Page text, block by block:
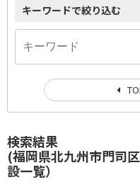
検索結果
(福岡県北九州市門司
設一覧）
キーワードで絞り込む